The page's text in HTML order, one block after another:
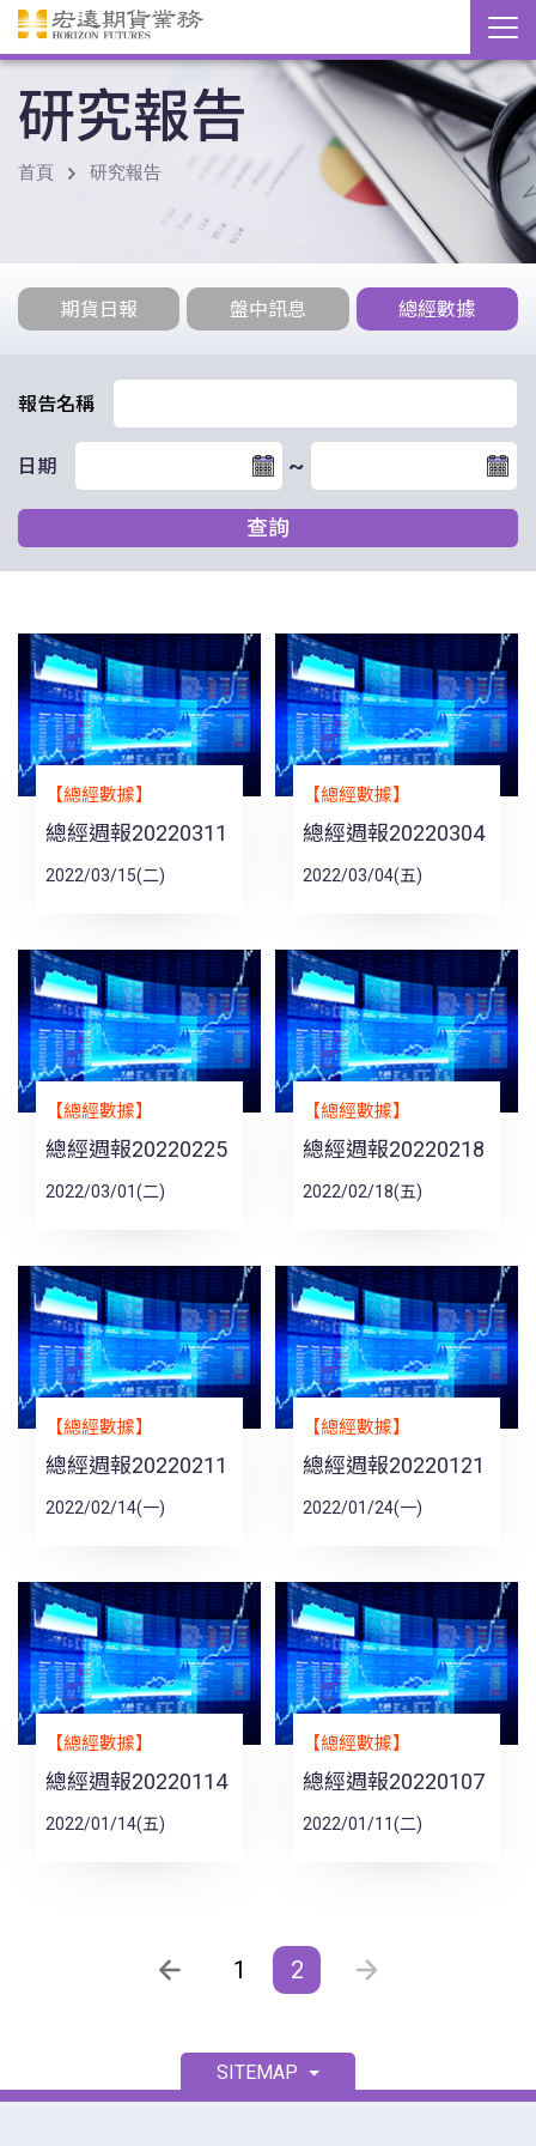
研究報告
首頁 研究報告
期貨日報 盤中訊息 總經數據
報告名稱
日期 ~
查詢
【總經數據】
總經週報20220311
2022/03/15(二)
【總經數據】
總經週報20220304
2022/03/04(五)
【總經數據】
總經週報20220225
2022/03/01(二)
【總經數據】
總經週報20220218
2022/02/18(五)
【總經數據】
總經週報20220211
2022/02/14(一)
【總經數據】
總經週報20220121
2022/01/24(一)
【總經數據】
總經週報20220114
2022/01/14(五)
【總經數據】
總經週報20220107
2022/01/11(二)
1 2
SITEMAP